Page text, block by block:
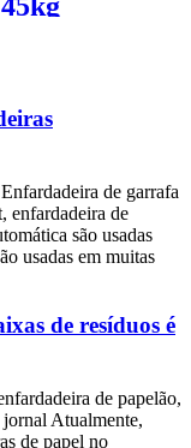
de garrafa
enfardadeira de
são usadas
usadas em muitas
de resíduos é
de papelão,
Atualmente,
de papel no